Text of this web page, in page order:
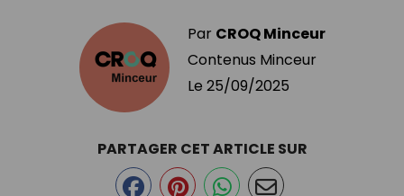
Par CROQ Minceur
Contenus Minceur
Le 25/09/2025
PARTAGER CET ARTICLE SUR